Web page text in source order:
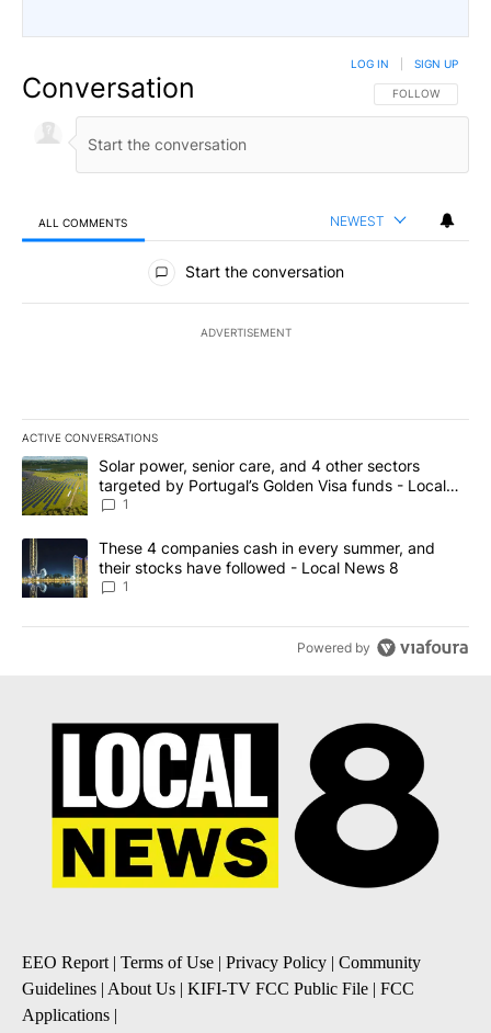
Conversation FOLLOW THIS
FOLLOW
LOG IN SIGN UP
ALL COMMENTS NEWEST
All Comments
Start the conversation
ADVERTISEMENT
ACTIVE CONVERSATIONS
The following is a list of the most commented articles in the last
A trending article titled "Solar power, senior care, and 4 other
Solar power, senior care, and 4 other sectors
targeted by Portugal’s Golden Visa funds - Local
News 8
1
A trending article titled "These 4 companies cash in every
These 4 companies cash in every summer, and
their stocks have followed - Local News 8
1
Powered by
EEO Report| Terms of Use | Privacy Policy | Community
Guidelines | About Us | KIFI-TV FCC Public File | FCC
Applications |